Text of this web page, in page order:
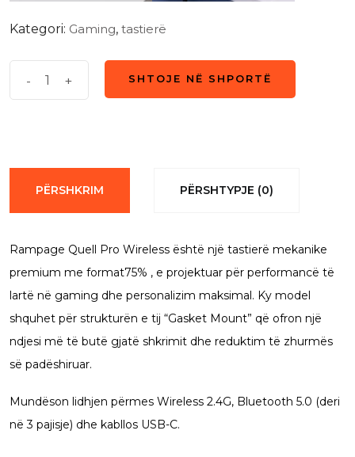
Kategori: Gaming, tastierë
Wireless
RGB
quantity
- +
SHTOJE NË SHPORTË
PËRSHKRIM PËRSHTYPJE (0)
Rampage Quell Pro Wireless është një tastierë mekanike
premium me format75% , e projektuar për performancë të
lartë në gaming dhe personalizim maksimal. Ky model
shquhet për strukturën e tij “Gasket Mount” që ofron një
ndjesi më të butë gjatë shkrimit dhe reduktim të zhurmës
së padëshiruar.
Mundëson lidhjen përmes Wireless 2.4G, Bluetooth 5.0 (deri
në 3 pajisje) dhe kabllos USB-C.